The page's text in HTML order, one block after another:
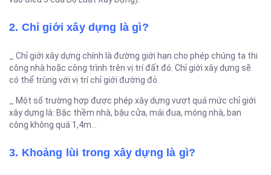
2. Chỉ giới xây dựng là gì?
_ Chỉ giới xây dựng chính là đường giới hạn cho phép chúng ta thi
công nhà hoặc công trình trên vị trí đất đó. Chỉ giới xây dựng sẽ
có thể trùng với vị trí chỉ giới đường đỏ.
_ Một số trường hợp được phép xây dựng vượt quá mức chỉ giới
xây dựng là: Bậc thềm nhà, bậu cửa, mái đua, móng nhà, ban
công không quá 1,4m…
3. Khoảng lùi trong xây dựng là gì?